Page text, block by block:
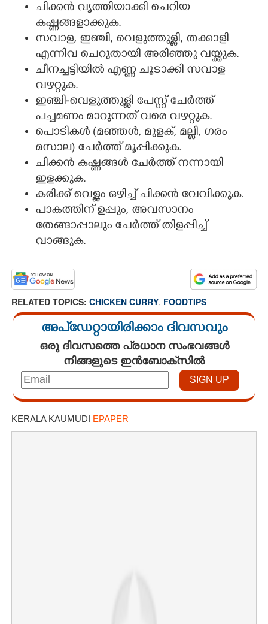
ചിക്കൻ വൃത്തിയാക്കി ചെറിയ
കഷ്ണങ്ങളാക്കുക.
സവാള, ഇഞ്ചി, വെളുത്തുള്ളി, തക്കാളി
എന്നിവ ചെറുതായി അരിഞ്ഞു വയ്ക്കുക.
ചീനച്ചട്ടിയിൽ എണ്ണ ചൂടാക്കി സവാള
വഴറ്റുക.
ഇഞ്ചി-വെളുത്തുള്ളി പേസ്റ്റ് ചേർത്ത്
പച്ചമണം മാറുന്നത് വരെ വഴറ്റുക.
പൊടികൾ (മഞ്ഞൾ, മുളക്, മല്ലി, ഗരം
മസാല) ചേർത്ത് മൂപ്പിക്കുക.
ചിക്കൻ കഷ്ണങ്ങൾ ചേർത്ത് നന്നായി
ഇളക്കുക.
കരിക്ക് വെള്ളം ഒഴിച്ച് ചിക്കൻ വേവിക്കുക.
പാകത്തിന് ഉപ്പും, അവസാനം
തേങ്ങാപ്പാലും ചേർത്ത് തിളപ്പിച്ച്
വാങ്ങുക.
RELATED TOPICS: CHICKEN CURRY, FOODTIPS
അപ്ഡേറ്റായിരിക്കാം ദിവസവും
ഒരു ദിവസത്തെ പ്രധാന സംഭവങ്ങൾ
നിങ്ങളുടെ ഇൻബോക്സിൽ
KERALA KAUMUDI EPAPER